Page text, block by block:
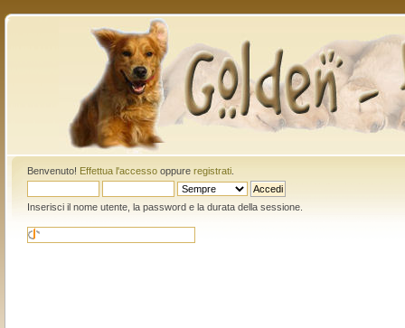
Benvenuto! Effettua l'accessooppure registrati.
Inserisci il nome utente, la password e la durata della sessione.